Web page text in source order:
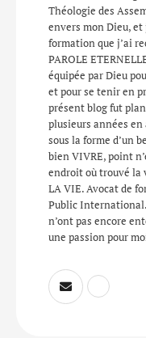
Théologie des
envers mon Dieu,
formation que j’ai
PAROLE
équipée par Dieu
et pour se tenir en
présent blog fut
plusieurs années en
sous la forme d’un
bien VIVRE, point
endroit où trouvé la
LA VIE. Avocat de
Public
n’ont pas encore
une passion pour